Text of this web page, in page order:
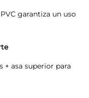
garantiza un uso
+ asa superior para